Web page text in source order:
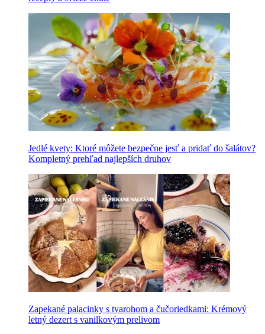
Jedlé kvety: Ktoré môžete bezpečne jesť a pridať do šalátov?
Kompletný prehľad najlepších druhov
Zapekané palacinky s tvarohom a čučoriedkami: Krémový
letný dezert s vanilkovým prelivom